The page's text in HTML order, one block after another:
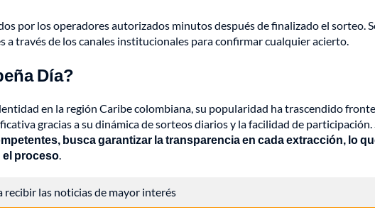
por los operadores autorizados minutos después de finalizado el sorteo.
a través de los canales institucionales para confirmar cualquier acierto.
Día?
en la región Caribe colombiana, su popularidad ha trascendido
gracias a su dinámica de sorteos diarios y la facilidad de participación.
busca garantizar la transparencia en cada extracción, lo
el proceso.
recibir las noticias de mayor interés